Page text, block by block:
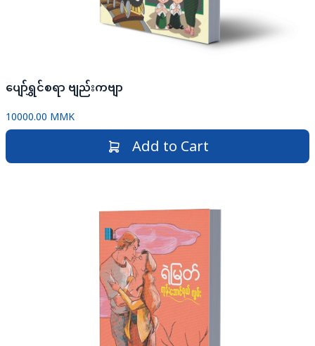
ပျော်ရွှင်စရာ ဗျည်းကဗျာ
10000.00 MMK
Add to Cart